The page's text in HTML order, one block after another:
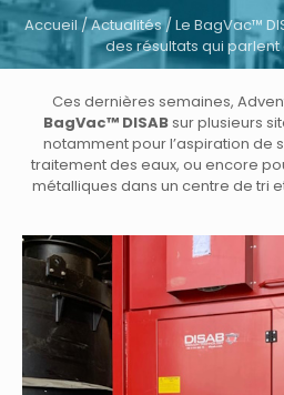
Accueil /Actualités/ Le BagVac™
des résultats qui parlent
Ces dernières semaines,
BagVac™ DISABsur plusieurs
notamment pour l’aspiration de
traitement des eaux, ou encore
métalliques dans un centre de tri